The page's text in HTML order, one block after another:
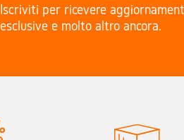
Iscriviti per ricevere
esclusive e molto altro ancora.